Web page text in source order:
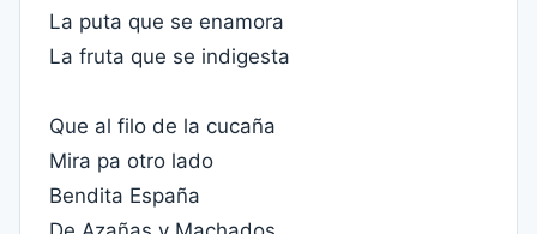
La puta que se enamora
La fruta que se indigesta
Que al filo de la cucaña
Mira pa otro lado
Bendita España